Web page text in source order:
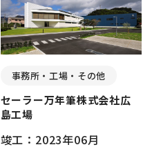
事務所・工場・その他
セーラー万年筆株式会社広
島工場
竣工：2023年06月